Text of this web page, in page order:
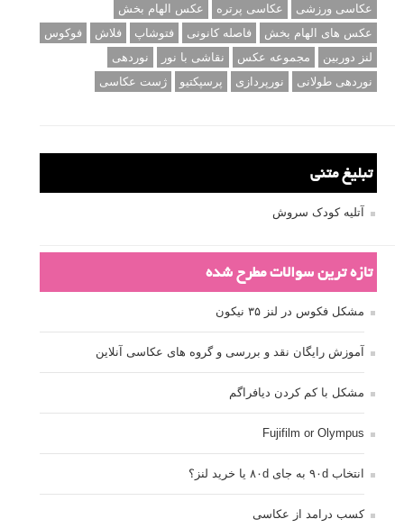
عکاسی ورزشی
عکاسی پرتره
عکس الهام بخش
عکس های الهام بخش
فاصله کانونی فتوشاپ فلاش
فوکوس
لنز دوربین
مجموعه عکس نقاشی با نور
نوردهی
نوردهی طولانی
نورپردازی پرسپکتیو ژست عکاسی
تبلیغ متنی
آتلیه کودک سروش
تازه ترین سوالات مطرح شده
مشکل فکوس در لنز ۳۵ نیکون
آموزش رایگان نقد و بررسی و گروه های عکاسی آنلاین
مشکل با کم کردن دیافراگم
Fujifilm or Olympus
انتخاب ۹۰d به جای ۸۰d یا خرید لنز؟
کسب درامد از عکاسی